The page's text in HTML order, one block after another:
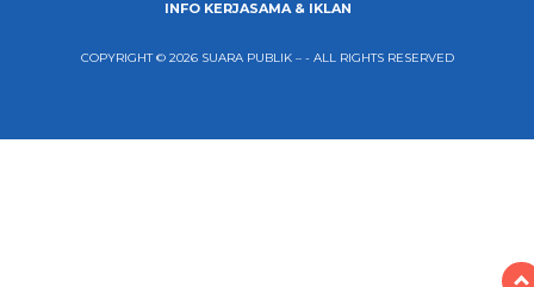
INFO KERJASAMA & IKLAN
COPYRIGHT © 2026 SUARA PUBLIK – - ALL RIGHTS RESERVED